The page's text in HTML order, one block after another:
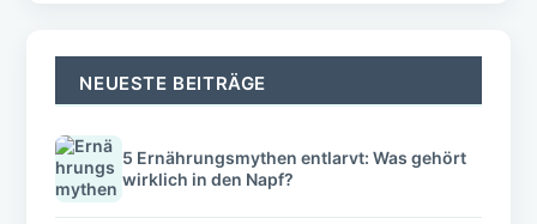
NEUESTE BEITRÄGE
5 Ernährungsmythen entlarvt: Was gehört
wirklich in den Napf?